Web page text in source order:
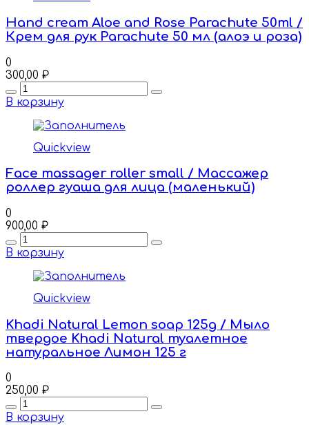
Hand cream Aloe and Rose Parachute 50ml /
Крем для рук Parachute 50 мл (алоэ и роза)
0
300,00 ₽
Quantity
В корзину
Quickview
Face massager roller small / Массажер
роллер гуаша для лица (маленький)
0
900,00 ₽
Quantity
В корзину
Quickview
Khadi Natural Lemon soap 125g / Мыло
твердое Khadi Natural туалетное
натуральное Лимон 125 г
0
250,00 ₽
Quantity
В корзину